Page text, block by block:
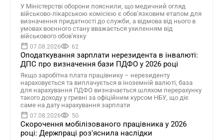
У Міністерстві оборони пояснили, що медичний огляд
військово-лікарською комісією є обов’язковим етапом для
визначення придатності до служби, а відмова від нього в
умовах воєнного стану вважається ухиленням від
військового обов'язку
07.08.2026 62
Оподаткування зарплати нерезидента в інвалюті:
ДПС про визначення бази ПДФО у 2026 році
Якщо заробітна плата працівнику – нерезиденту
нараховується та виплачується в іноземній валюті, база
для нарахування ПДФО визначається шляхом перерахунку
такого доходу у гривні за офіційним курсом НБУ, що діє
саме на дату нарахування зарплати
07.08.2026 50
Скорочення мобілізованого працівника у 2026
році: Держпраці роз'яснила наслідки